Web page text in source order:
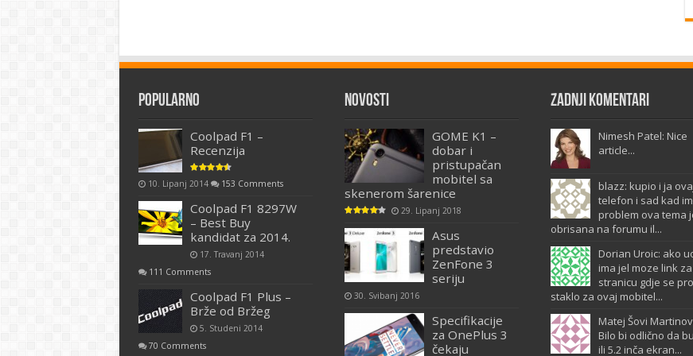
Popularno
Coolpad F1 –
Recenzija
10. Lipanj 2014 153 Comments
Coolpad F1 8297W
– Best Buy
kandidat za 2014.
17. Travanj 2014
111 Comments
Coolpad F1 Plus –
Brže od Bržeg
5. Studeni 2014
70 Comments
Novosti
GOME K1 –
dobar i
pristupačan
mobitel sa
skenerom šarenice
29. Lipanj 2018
Asus
predstavio
ZenFone 3
seriju
30. Svibanj 2016
Specifikacije
za OnePlus 3
čekaju
Zadnji komentari
Nimesh Patel: Nice
article...
blazz: kupio i ja
telefon i sad kad
problem ova tema
obrisana na forumu il...
Dorian Uroic: ako
ima jel moze link za
stranicu gdje se
staklo za ovaj mobitel...
Matej Šovi
Bilo bi odlično da
ili 5.2 inča ekran...